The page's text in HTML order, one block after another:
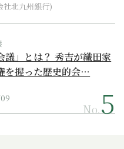
社北九州銀行)
議」とは？ 秀吉が織田家
を握った歴史的会…
No.